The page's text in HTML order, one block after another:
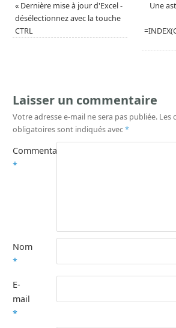
« Dernière mise à jour d'Excel -
désélectionnez avec la touche
CTRL
Une
Laisser un commentaire
Votre adresse e-mail ne sera pas publiée. Les
obligatoires sont indiqués avec*
Commentaire
*
Nom
*
E-
mail
*